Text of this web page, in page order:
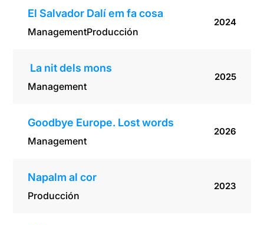
El Salvador Dalí em fa cosa
ManagementProducción
2024
La nit dels mons
Management
2025
Goodbye Europe. Lost words
Management
2026
Napalm al cor
Producción
2023